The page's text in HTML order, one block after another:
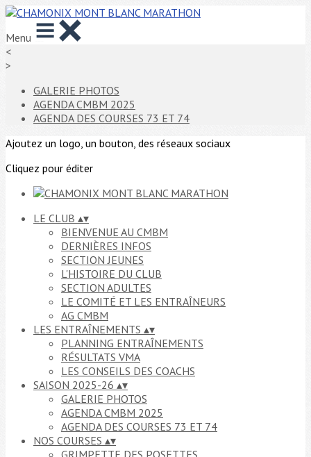
Menu
<
>
GALERIE PHOTOS
AGENDA CMBM 2025
AGENDA DES COURSES 73 ET 74
Ajoutez un logo, un bouton, des réseaux sociaux
Cliquez pour éditer
LE CLUB ▴▾
BIENVENUE AU CMBM
DERNIÈRES INFOS
SECTION JEUNES
L'HISTOIRE DU CLUB
SECTION ADULTES
LE COMITÉ ET LES ENTRAÎNEURS
AG CMBM
LES ENTRAÎNEMENTS ▴▾
PLANNING ENTRAÎNEMENTS
RÉSULTATS VMA
LES CONSEILS DES COACHS
SAISON 2025-26 ▴▾
GALERIE PHOTOS
AGENDA CMBM 2025
AGENDA DES COURSES 73 ET 74
NOS COURSES ▴▾
GRIMPETTE DES POSETTES